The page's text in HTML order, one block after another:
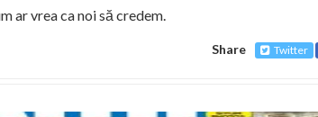
ar vrea ca noi să credem.
Share Twitter